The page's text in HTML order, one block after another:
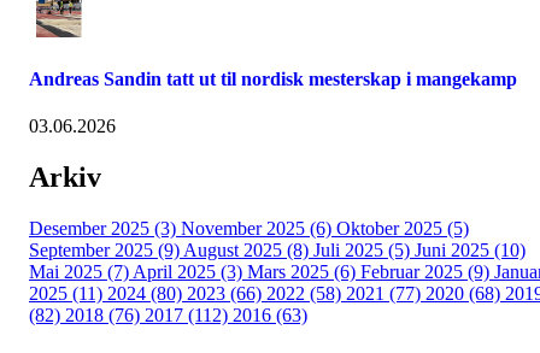
Andreas Sandin tatt ut til nordisk mesterskap i mangekamp
03.06.2026
Arkiv
Desember 2025 (3) November 2025 (6) Oktober 2025 (5)
September 2025 (9) August 2025 (8) Juli 2025 (5) Juni 2025 (10)
Mai 2025 (7) April 2025 (3) Mars 2025 (6) Februar 2025 (9)
2025 (11) 2024 (80) 2023 (66) 2022 (58) 2021 (77) 2020 (68)
(82) 2018 (76) 2017 (112) 2016 (63)